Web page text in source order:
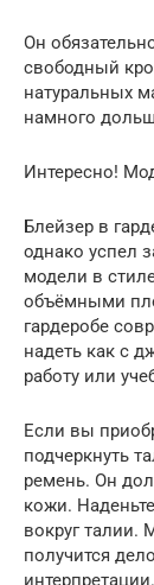
Он
свободный
натуральных
намного
Интересно!
Блейзер в
однако успел
модели в
объёмными
гардеробе
надеть как с
работу или
Если вы
подчеркнуть
ремень. Он
кожи.
вокруг талии.
получится
интерпретации.